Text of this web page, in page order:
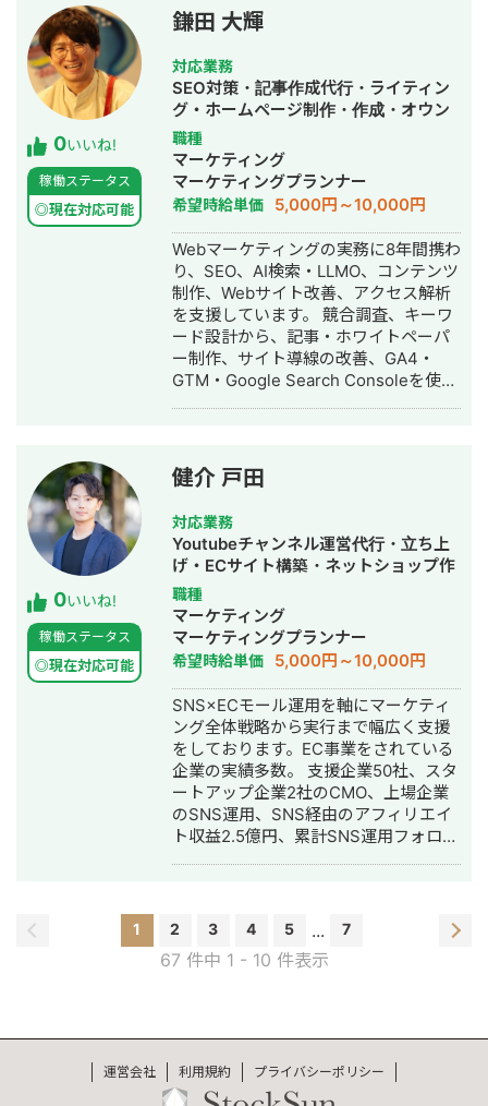
立ち上げ、中小企業診断士の講座への
げ。1年間運用したところ企業メディア
等からの被リンクが獲得できたため、
仮想通貨系のキーワードのカテゴリを
作ってコンテンツを投下したところ、
ビッグキーワードで上位獲得を実現
（現在は完全に死んだため、月1万円の
アドセンス収益に甘んじています） ▶️
施策 ・ビジュアルリッチな図解コンテ
ンツを制作（1記事当たり10枚近くの図
解を入れた記事もあり） ・内部リンク
構造とトピッククラスターを意識 ▶️結
果 ・個人でもメディアを運用して月次
で10万アクセス集める ・月次10万円の
収益、累計で100万円をあげる ・企業
メディアやWikipediaからの被リンクの
獲得を実現 ・仮想通貨領域でビッグキ
ーワードの「Web3」や「dao」等で検
レクターとして活動 2024年〜 合同
会社TIM アカウントプランナー(現任)
弊社の事業内容と実績をまとめており
ます。 ナショナルクライアントから中
小企業まで幅広く対応実績がありま
す。 ●事業内容 ・SNS運用代行 ・
SNSメディア構築、運営 ・SNSコンサ
ルティング ●運用実績まとめ ▶︎不動
産・住宅メディア運用 運用1年6ヶ月で
合計20件の注文住宅の成約獲得 ▶︎採用
ジャンル 薬学系企業様の新卒採用アカ
ウント 運用6ヶ月: フォロワー400人で
Instagram経由の 新卒エ
ントリー者60名以上獲得 社会的養護施
設の施設職員採用アカウント 運用1年:
フォロワー3000人でInstagram経由の
会員登録者40名以上獲得 ▶︎
バストアップメディア 運用6ヶ月: フォ
ロワー0→4.6万人 インスタLiveコラボ:
げ獲得 ▶︎大手食品メーカー公式アカウ
ント 運用6ヶ月: フォロワー3000→1.5
万人 キャンペーン企画＋広告運用＋ク
リエイティブの改善により フォロワー
数の大幅獲得に成功 ▶︎ダイエットレシ
ピ系メディア アフィリエイトで月
100〜150万の売り上げ獲得 ▶︎暮らし系
メディア アフィリエイトで月100万の
売り上げ獲得 ▶︎大手カフェチェーンの
公式アカウント プロモーション目的の
リール動画再生回数：約60万回再生獲
得 キャンペーン企画＋広告運用＋クリ
エイティブの改善を行う ▶︎メンズ眉毛
サロン 運用2ヶ月：新規10名の来場獲
得 SNSと広告を並行し、
CPA5000→2500に削減 ▶︎EC下着メー
カー公式アカウント 運用6ヶ月：フォ
ロワー0→2.5万人 売り上げ：140％UP
▶︎花屋・EC・店舗 運用8ヶ月：フォロ
いましたら、1度オンラインにて打ち合
わせを行いますので、メールにてご連
絡ください。 平日18時以降、土日祝日
f5e82897e7vb85e05se@gmail.com
弊社の実績は、こちらにまとめており
ます。
0いいね!
稼働ステータス
◎現在対応可能
鎌田 大輝
対応業務
SEO対策・記事作成代行・ライティン
グ・ホームページ制作・作成・オウン
ドメディア制作・構築・運用代行・AI
活用
職種
マーケティング
マーケティングプランナー
希望時給単価 5,000円～10,000円
Webマーケティングの実務に8年間携わ
り、SEO、AI検索・LLMO、コンテンツ
制作、Webサイト改善、アクセス解析
を支援しています。 競合調査、キーワ
ード設計から、記事・ホワイトペーパ
ー制作、サイト導線の改善、GA4・
GTM・Google Search Consoleを使っ
装・改善運用まで支援します。 BtoB領
域を中心に、人材育成、建築・不動
産、IT・DX、士業などの支援経験があ
ります。現在は合同会社SuzuLaboを運
営しています。
0いいね!
稼働ステータス
◎現在対応可能
健介 戸田
対応業務
Youtubeチャンネル運営代行・立ち上
げ・ECサイト構築・ネットショップ作
成代行・SEO対策・新規事業立上・
SNS運用代行・記事作成代行・ライテ
ィング・リスティング広告運用代行・
オウンドメディア制作・構築・運用代
行・動画制作・動画編集
職種
マーケティング
マーケティングプランナー
希望時給単価 5,000円～10,000円
SNS×ECモール運用を軸にマーケティ
ング全体戦略から実行まで幅広く支援
をしております。EC事業をされている
企業の実績多数。 支援企業50社、スタ
ートアップ企業2社のCMO、上場企業
のSNS運用、SNS経由のアフィリエイ
ト収益2.5億円、累計SNS運用フォロワ
Web広告代理店で広告とSNS運用のデ
ィレクション 2021年：独立、株式会社
Untee設立 ーSNSを軸としたデジタ
ング支援事業 ・大手インスタ運用会社
でマネージャー ・スタートアップ企業
1 2 3 4 5 ... 7
67 件中 1 - 10 件表示
運営会社 利用規約 プライバシーポリシー